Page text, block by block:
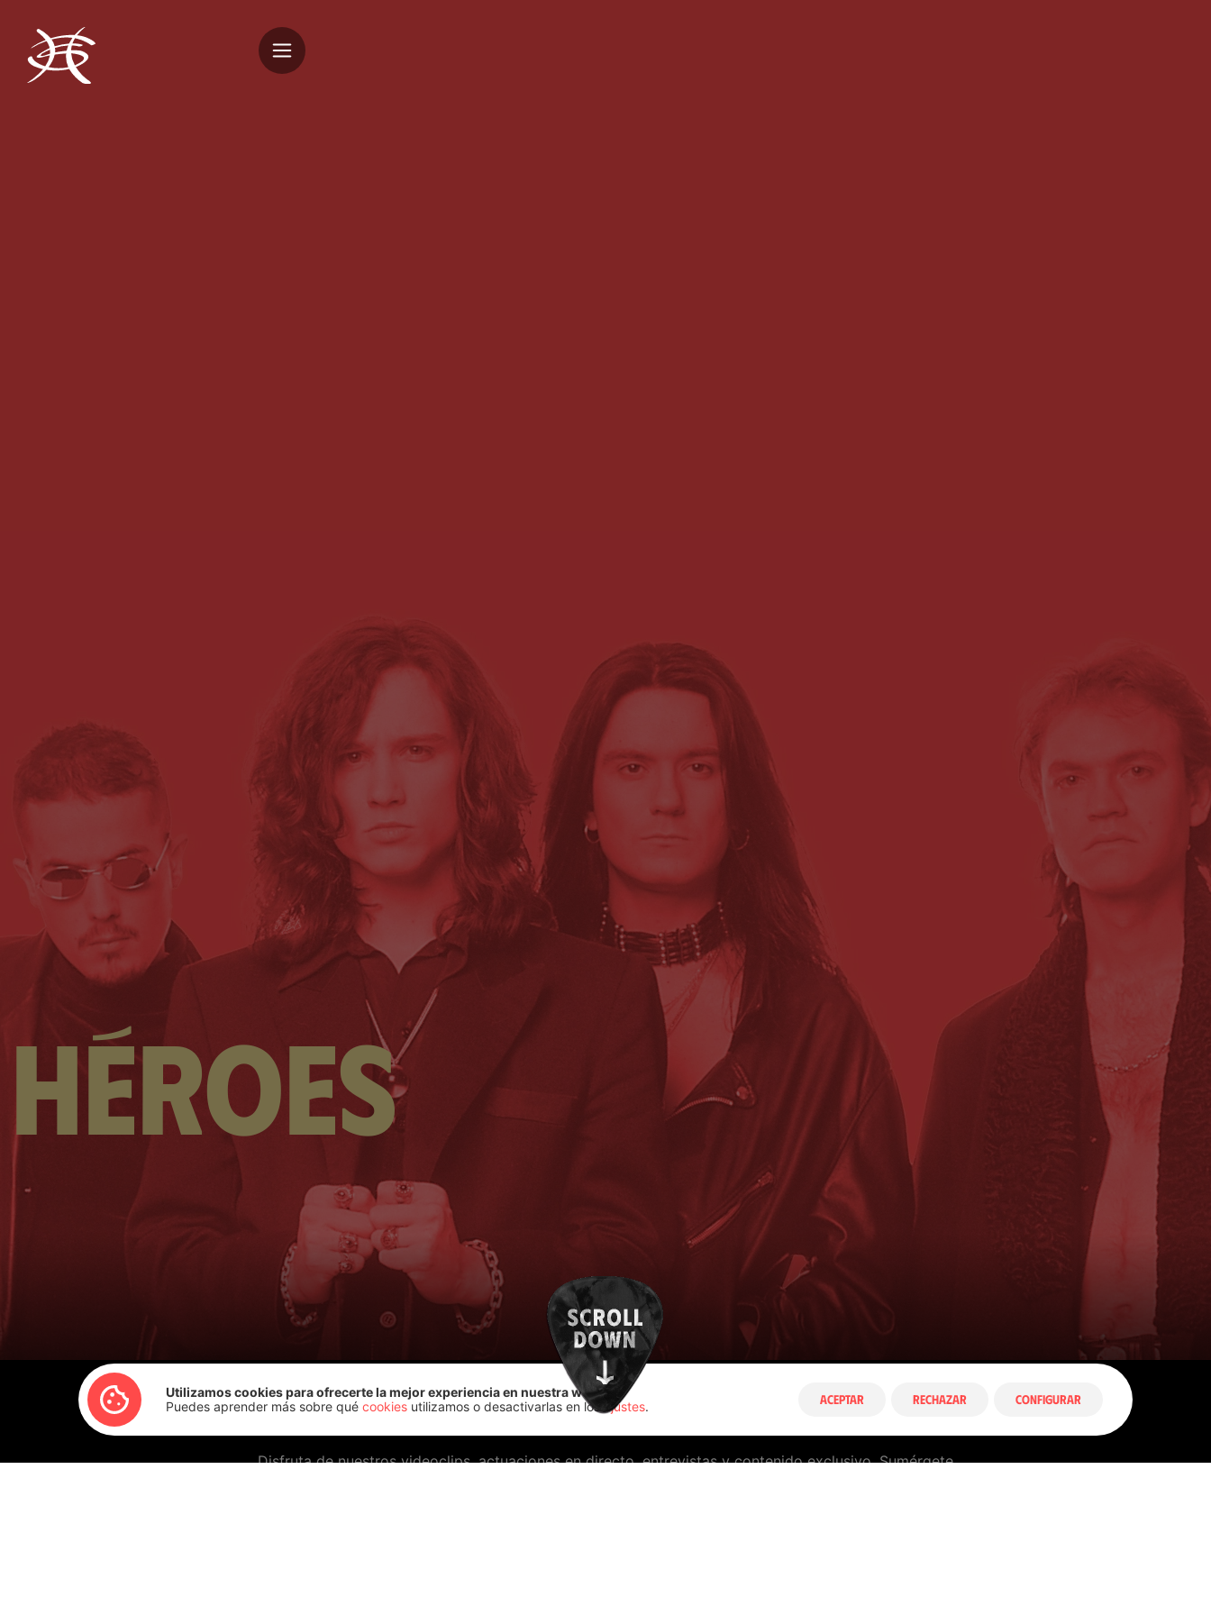
héroes
Disfruta de nuestros videoclips, actuaciones en directo, entrevistas y contenido exclusivo. Sumérgete
Utilizamos cookies para ofrecerte la mejor experiencia en nuestra web.
Puedes aprender más sobre qué cookies utilizamos o desactivarlas en los ajustes. ACEPTAR RECHAZAR CONFIGURAR